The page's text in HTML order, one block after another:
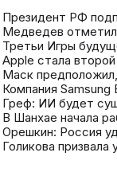
Президент РФ
Медведев
Третьи Игры
Apple стала
Маск
Компания
Греф: ИИ будет
В Шанхае начала
Орешкин: Россия
Голикова призвала